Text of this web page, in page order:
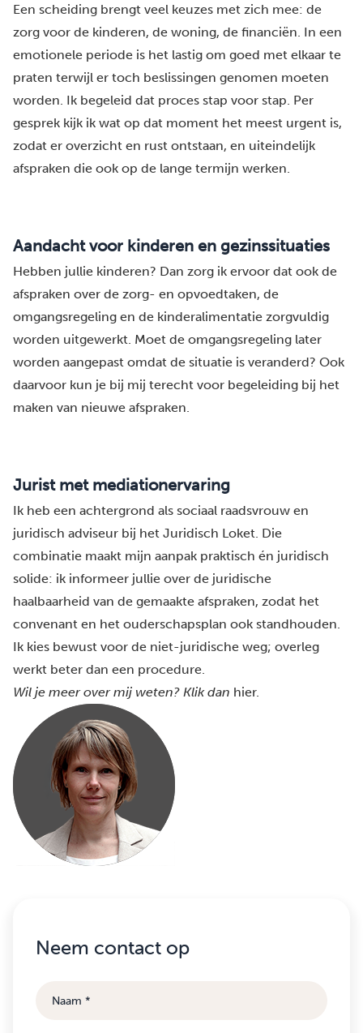
Een scheiding brengt veel keuzes met zich mee: de
zorg voor de kinderen, de woning, de financiën. In een
emotionele periode is het lastig om goed met elkaar te
praten terwijl er toch beslissingen genomen moeten
worden. Ik begeleid dat proces stap voor stap. Per
gesprek kijk ik wat op dat moment het meest urgent is,
zodat er overzicht en rust ontstaan, en uiteindelijk
afspraken die ook op de lange termijn werken.
Aandacht voor kinderen en gezinssituaties
Hebben jullie kinderen? Dan zorg ik ervoor dat ook de
afspraken over de zorg- en opvoedtaken, de
omgangsregeling en de kinderalimentatie zorgvuldig
worden uitgewerkt. Moet de omgangsregeling later
worden aangepast omdat de situatie is veranderd? Ook
daarvoor kun je bij mij terecht voor begeleiding bij het
maken van nieuwe afspraken.
Jurist met mediationervaring
Ik heb een achtergrond als sociaal raadsvrouw en
juridisch adviseur bij het Juridisch Loket. Die
combinatie maakt mijn aanpak praktisch én juridisch
solide: ik informeer jullie over de juridische
haalbaarheid van de gemaakte afspraken, zodat het
convenant en het ouderschapsplan ook standhouden.
Ik kies bewust voor de niet-juridische weg; overleg
werkt beter dan een procedure.
Wil je meer over mij weten? Klik dan hier.
Neem contact op